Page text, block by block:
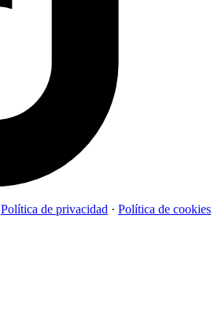
Política de privacidad · Política de cookies